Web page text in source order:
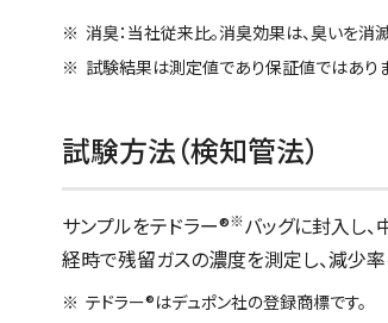
消臭：当社従来比。消臭効果は、臭いを消
試験結果は測定値であり保証値ではありま
試験方法（検知管法）
サンプルをテドラー®※バッグに封入し
経時で残留ガスの濃度を測定し、減少率
テドラー®はデュポン社の登録商標です。